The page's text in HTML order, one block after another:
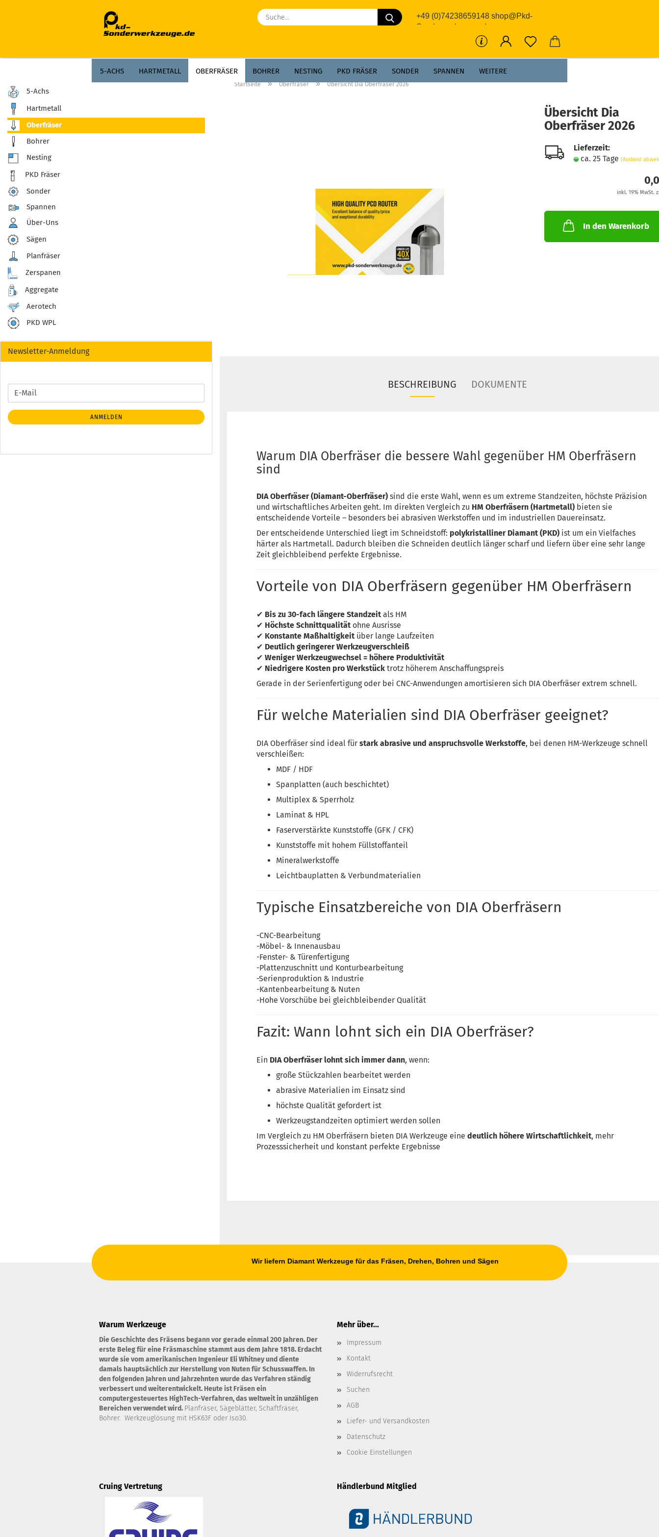
Suche...+49 (0)74238659148 shop@Pkd-
Sonderwerkzeuge.de
5-ACHS HARTMETALL OBERFRÄSER BOHRER NESTING PKD FRÄSER SONDER SPANNEN WEITERE
Startseite » Oberfräser » Übersicht Dia Oberfräser 2026
Übersicht Dia
Oberfräser 2026
Lieferzeit:
ca. 25 Tage (Ausland
inkl. 19% MwSt.
In den Warenkorb
BESCHREIBUNG DOKUMENTE
Warum DIA Oberfräser die bessere Wahl gegenüber HM Oberfräsern
sind
DIA Oberfräser (Diamant-Oberfräser) sind die erste Wahl, wenn es um extreme Standzeiten, höchste Präzision
und wirtschaftliches Arbeiten geht. Im direkten Vergleich zu HM Oberfräsern (Hartmetall) bieten sie
entscheidende Vorteile – besonders bei abrasiven Werkstoffen und im industriellen Dauereinsatz.
Der entscheidende Unterschied liegt im Schneidstoff: polykristalliner Diamant (PKD) ist um ein Vielfaches
härter als Hartmetall. Dadurch bleiben die Schneiden deutlich länger scharf und liefern über eine sehr lange
Zeit gleichbleibend perfekte Ergebnisse.
Vorteile von DIA Oberfräsern gegenüber HM Oberfräsern
✔ Bis zu 30-fach längere Standzeit als HM
✔ Höchste Schnittqualität ohne Ausrisse
✔ Konstante Maßhaltigkeit über lange Laufzeiten
✔ Deutlich geringerer Werkzeugverschleiß
✔ Weniger Werkzeugwechsel = höhere Produktivität
✔ Niedrigere Kosten pro Werkstück trotz höherem Anschaffungspreis
Gerade in der Serienfertigung oder bei CNC-Anwendungen amortisieren sich DIA Oberfräser extrem schnell.
Für welche Materialien sind DIA Oberfräser geeignet?
DIA Oberfräser sind ideal für stark abrasive und anspruchsvolle Werkstoffe, bei denen HM-Werkzeuge schnell
verschleißen:
MDF / HDF
Spanplatten (auch beschichtet)
Multiplex & Sperrholz
Laminat & HPL
Faserverstärkte Kunststoffe (GFK / CFK)
Kunststoffe mit hohem Füllstoffanteil
Mineralwerkstoffe
Leichtbauplatten & Verbundmaterialien
Typische Einsatzbereiche von DIA Oberfräsern
-CNC-Bearbeitung
-Möbel- & Innenausbau
-Fenster- & Türenfertigung
-Plattenzuschnitt und Konturbearbeitung
-Serienproduktion & Industrie
-Kantenbearbeitung & Nuten
-Hohe Vorschübe bei gleichbleibender Qualität
Fazit: Wann lohnt sich ein DIA Oberfräser?
Ein DIA Oberfräser lohnt sich immer dann, wenn:
große Stückzahlen bearbeitet werden
abrasive Materialien im Einsatz sind
höchste Qualität gefordert ist
Werkzeugstandzeiten optimiert werden sollen
Im Vergleich zu HM Oberfräsern bieten DIA Werkzeuge eine deutlich höhere Wirtschaftlichkeit, mehr
Prozesssicherheit und konstant perfekte Ergebnisse
5-Achs
Hartmetall
Oberfräser
Bohrer
Nesting
PKD Fräser
Sonder
Spannen
Über-Uns
Sägen
Planfräser
Zerspanen
Aggregate
Aerotech
PKD WPL
Newsletter-Anmeldung
WEITER
NEWSLETTER-
ANMELDUNG
E-
Mail
ANMELDEN
Wir liefern Diamant Werkzeuge für das Fräsen, Drehen, Bohren und Sägen
Warum Werkzeuge
Die Geschichte des Fräsens begann vor gerade einmal 200 Jahren. Der
erste Beleg für eine Fräsmaschine stammt aus dem Jahre 1818. Erdacht
wurde sie vom amerikanischen Ingenieur Eli Whitney und diente
damals hauptsächlich zur Herstellung von Nuten für Schusswaffen. In
den folgenden Jahren und Jahrzehnten wurde das Verfahren ständig
verbessert und weiterentwickelt. Heute ist Fräsen ein
computergesteuertes HighTech-Verfahren, das weltweit in unzähligen
Bereichen verwendet wird. Planfräser, Sägeblätter, Schaftfräser,
Bohrer. Werkzeuglösung mit HSK63F oder Iso30.
Mehr über...
Impressum
Kontakt
Widerrufsrecht
Suchen
AGB
Liefer- und Versandkosten
Datenschutz
Cookie Einstellungen
Cruing Vertretung Händlerbund Mitglied